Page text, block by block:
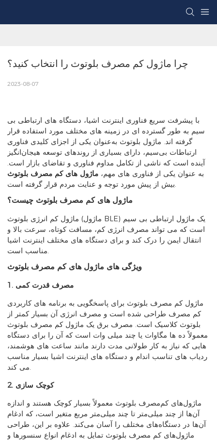
چرا ماژول کم مصرف بلوتوث را انتخاب کنید؟
2023-08-07
با پیشرفت سریع فناوری اینترنت اشیا، دستگاه های ارتباطی بی
سیم به طور گسترده ای در زمینه های مختلف مورد استفاده قرار
گرفته اند. ماژول بلوتوث به‌عنوان یکی از اجزای کلیدی فناوری
ارتباطات بی‌سیم، دارای بسیاری از روندهای توسعه هیجان‌انگیز
آینده است که ناشی از تکامل مداوم فناوری و تقاضای بازار است.
به عنوان یکی از فناوری های مهم، ماژول های کم مصرف بلوتوث
بیش از پیش مورد توجه و عنایت مردم قرار گرفته است.
ماژول های کم مصرف بلوتوث چیست؟
ماژول کم انرژی بلوتوث (ماژول BLE) یک ماژول ارتباطی بی سیم
است که می تواند مصرف انرژی کم، مسافت کوتاه، سرعت بالا و
انتقال ایمن را درک کند و برای دستگاه های مختلف اینترنت اشیا
مناسب است.
ویژگی های ماژول های کم مصرف بلوتوث
1. مصرف قدرت کمی
ماژول کم مصرف بلوتوث برای پاسخگویی به برنامه های کاربردی
کم مصرف طراحی شده است و مصرف انرژی آن بسیار کمتر از
بلوتوث کلاسیک است. مصرف برق یک ماژول کم مصرف بلوتوث
معمولاً ده ها مگاوات یا چند میلی وات است که آن را برای دستگاه
هایی که نیاز به کار طولانی مدت دارند مانند ساعت های هوشمند،
ردیاب های تناسب اندام و دستگاه های اینترنت اشیا بسیار مناسب
می کند.
2. کوچک سازی
ماژول‌های کم‌مصرف بلوتوث معمولاً بسیار کوچک هستند و اندازه
آن‌ها از چند میلی‌متر تا چند میلی‌متر مربع متغیر است، که ادغام
آن‌ها در دستگاه‌های مختلف را آسان می‌کند. علاوه بر این، طراحی
ماژول‌های کم مصرف بلوتوث تمایل به ادغام انواع سنسورها و